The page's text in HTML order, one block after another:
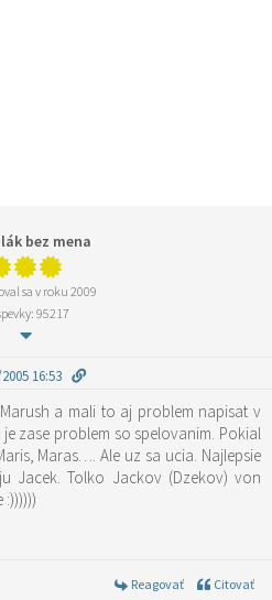
bez mena
sa v roku 2009
95217
16:53
a mali to aj problem napisat v
zase problem so spelovanim. Pokial
Maras…. Ale uz sa ucia. Najlepsie
Jacek. Tolko Jackov (Dzekov) von
Reagovať Citovať